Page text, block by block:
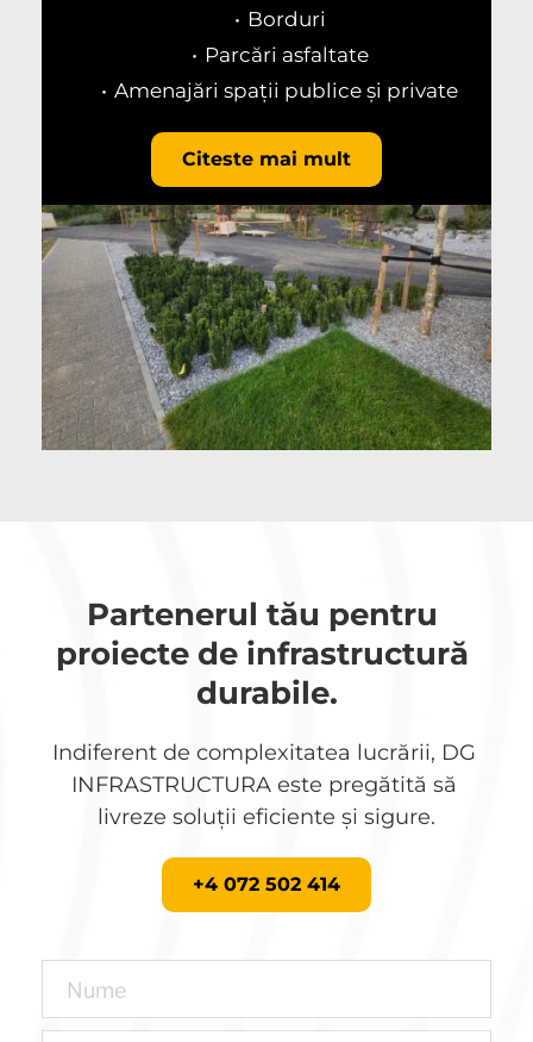
Borduri
Parcări asfaltate
Amenajări spații publice și private
Citeste mai mult
Partenerul tău pentru
proiecte de infrastructură
durabile.
Indiferent de complexitatea lucrării, DG
INFRASTRUCTURA este pregătită să
livreze soluții eficiente și sigure.
+4 072 502 414